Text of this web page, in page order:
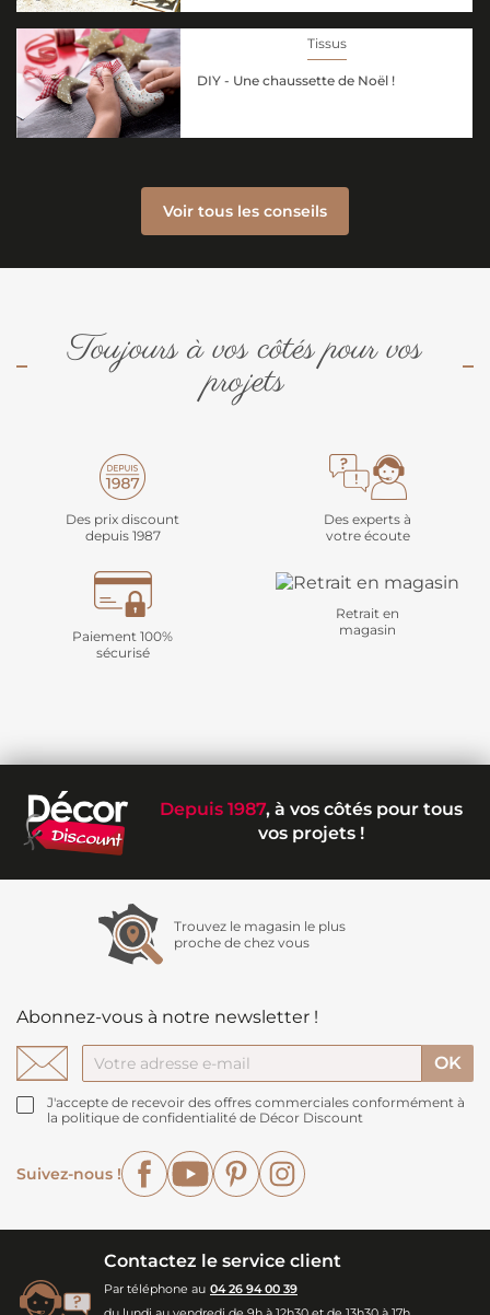
Tissus
DIY - Une chaussette de Noël !
Voir tous les conseils
Toujours à vos côtés pour vos
projets
Des prix discount
depuis 1987
Des experts à
votre écoute
Paiement 100%
sécurisé
Retrait en
magasin
Depuis 1987, à vos côtés pour tous
vos projets !
Trouvez le magasin le plus
proche de chez vous
Abonnez-vous à notre newsletter !
J'accepte de recevoir des offres commerciales conformément à
la politique de confidentialité de Décor Discount
Suivez-nous !
FacebookYouTubePinterest
Contactez le service client
Par téléphone au 04 26 94 00 39